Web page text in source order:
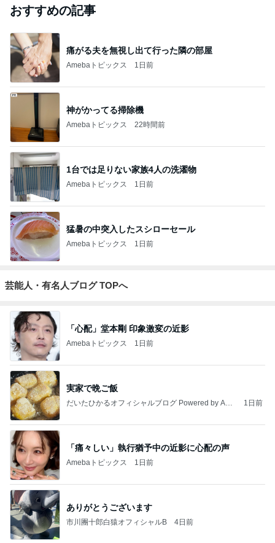
おすすめの記事
痛がる夫を無視し出て行った隣の部屋
Amebaトピックス 1日前
神がかってる掃除機
Amebaトピックス 22時間前
1台では足りない家族4人の洗濯物
Amebaトピックス 1日前
猛暑の中突入したスシローセール
Amebaトピックス 1日前
芸能人・有名人ブログ TOPへ
「心配」堂本剛 印象激変の近影
Amebaトピックス 1日前
実家で晩ご飯
だいたひかるオフィシャルブログ Powered by Ame
1日前
「痛々しい」執行猶予中の近影に心配の声
Amebaトピックス 1日前
ありがとうございます
市川團十郎白猿オフィシャルB 4日前